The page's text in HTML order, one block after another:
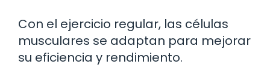
Con el ejercicio regular, las células
musculares se adaptan para mejorar
su eficiencia y rendimiento.